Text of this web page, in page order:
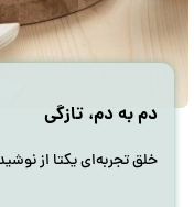
دم به دم، تازگی
خلق تجربه‌ای یکتا از